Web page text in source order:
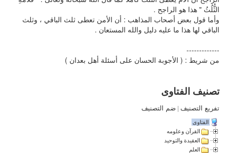
الثُّلُثُ " هذا هو الراجح .
وأما قول بعض أصحاب المذاهب : أن الأمن تعطى ثلث الباقي ، وثلث
الباقي لها هذا ما عليه دليل والله المستعان .
-------------
من شريط : ( الأجوبة الحسان على أسئلة أهل بعدان )
تصنيف الفتاوى
تفريع التصنيف | ضم التصنيف
الفتاوى
القرآن وعلومه
العقيدة والتوحيد
العلم